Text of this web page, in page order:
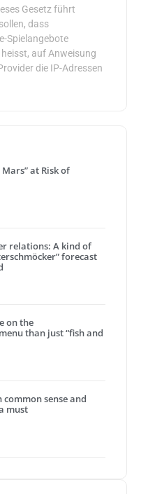
Gesetz führt
dass
Spielangebote
auf Anweisung
die IP-Adressen
at Risk of
relations: A kind of
forecast
on the
than just “fish and
sense and
must